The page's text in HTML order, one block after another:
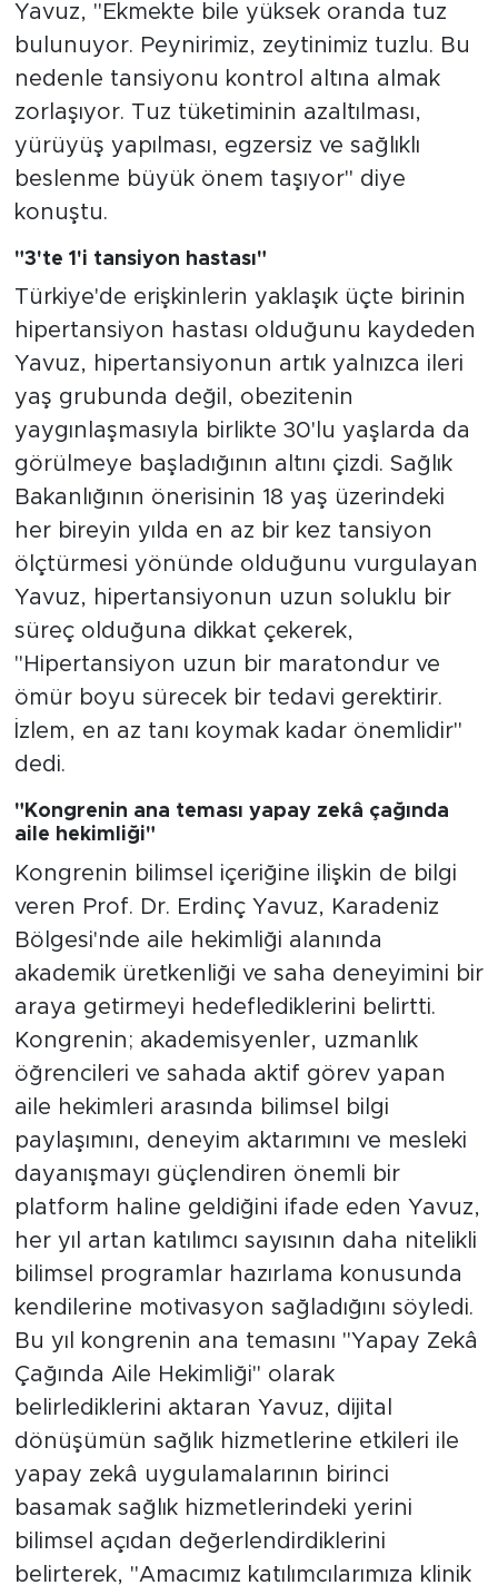
Yavuz, "Ekmekte bile yüksek oranda tuz
bulunuyor. Peynirimiz, zeytinimiz tuzlu. Bu
nedenle tansiyonu kontrol altına almak
zorlaşıyor. Tuz tüketiminin azaltılması,
yürüyüş yapılması, egzersiz ve sağlıklı
beslenme büyük önem taşıyor" diye
konuştu.
"3'te 1'i tansiyon hastası"
Türkiye'de erişkinlerin yaklaşık üçte birinin
hipertansiyon hastası olduğunu kaydeden
Yavuz, hipertansiyonun artık yalnızca ileri
yaş grubunda değil, obezitenin
yaygınlaşmasıyla birlikte 30'lu yaşlarda da
görülmeye başladığının altını çizdi. Sağlık
Bakanlığının önerisinin 18 yaş üzerindeki
her bireyin yılda en az bir kez tansiyon
ölçtürmesi yönünde olduğunu vurgulayan
Yavuz, hipertansiyonun uzun soluklu bir
süreç olduğuna dikkat çekerek,
"Hipertansiyon uzun bir maratondur ve
ömür boyu sürecek bir tedavi gerektirir.
İzlem, en az tanı koymak kadar önemlidir"
dedi.
"Kongrenin ana teması yapay zekâ çağında
aile hekimliği"
Kongrenin bilimsel içeriğine ilişkin de bilgi
veren Prof. Dr. Erdinç Yavuz, Karadeniz
Bölgesi'nde aile hekimliği alanında
akademik üretkenliği ve saha deneyimini bir
araya getirmeyi hedeflediklerini belirtti.
Kongrenin; akademisyenler, uzmanlık
öğrencileri ve sahada aktif görev yapan
aile hekimleri arasında bilimsel bilgi
paylaşımını, deneyim aktarımını ve mesleki
dayanışmayı güçlendiren önemli bir
platform haline geldiğini ifade eden Yavuz,
her yıl artan katılımcı sayısının daha nitelikli
bilimsel programlar hazırlama konusunda
kendilerine motivasyon sağladığını söyledi.
Bu yıl kongrenin ana temasını "Yapay Zekâ
Çağında Aile Hekimliği" olarak
belirlediklerini aktaran Yavuz, dijital
dönüşümün sağlık hizmetlerine etkileri ile
yapay zekâ uygulamalarının birinci
basamak sağlık hizmetlerindeki yerini
bilimsel açıdan değerlendirdiklerini
belirterek, "Amacımız katılımcılarımıza klinik